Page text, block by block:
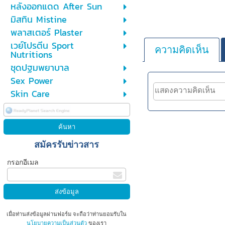
หลังออกแดด After Sun
มิสทิน Mistine
พลาสเตอร์ Plaster
เวย์โปรตีน Sport
Nutritions
ชุดปฐมพยาบาล
Sex Power
Skin Care
สมัครรับข่าวสาร
กรอกอีเมล
เมื่อท่านส่งข้อมูลผ่านฟอร์ม จะถือว่าท่านยอมรับใน
นโยบายความเป็นส่วนตัวของเรา
ความคิดเห็น